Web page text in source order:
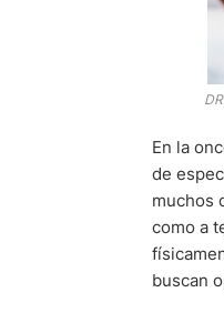
En la
de
muchos
como a
buscan